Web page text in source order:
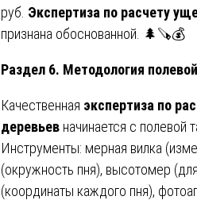
руб. Экспертиза по расчету
признана обоснованной. 🌲🪚💰
Раздел 6. Методология
Качественная экспертиза по
деревьев начинается с полевой
Инструменты: мерная вилка
(окружность пня), высотомер
(координаты каждого пня),